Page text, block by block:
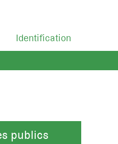
Identification
publics